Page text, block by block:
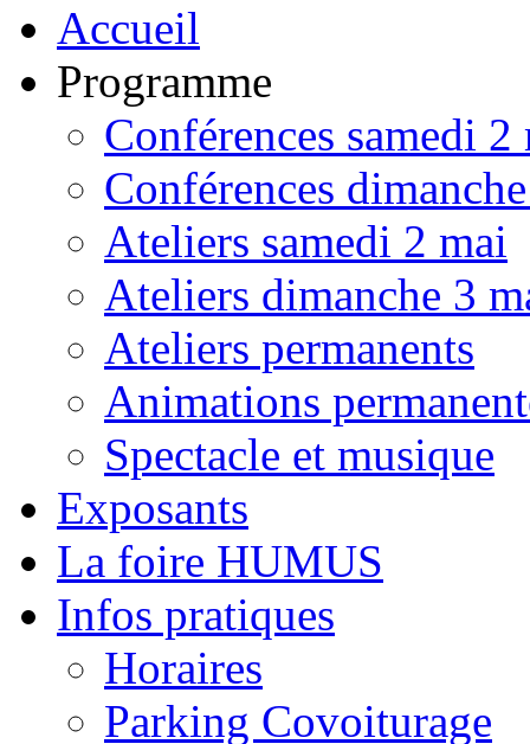
Accueil
Programme
Conférences samedi 2
Conférences
Ateliers samedi 2 mai
Ateliers dimanche 3
Ateliers permanents
Animations
Spectacle et musique
Exposants
La foire HUMUS
Infos pratiques
Horaires
Parking Covoiturage